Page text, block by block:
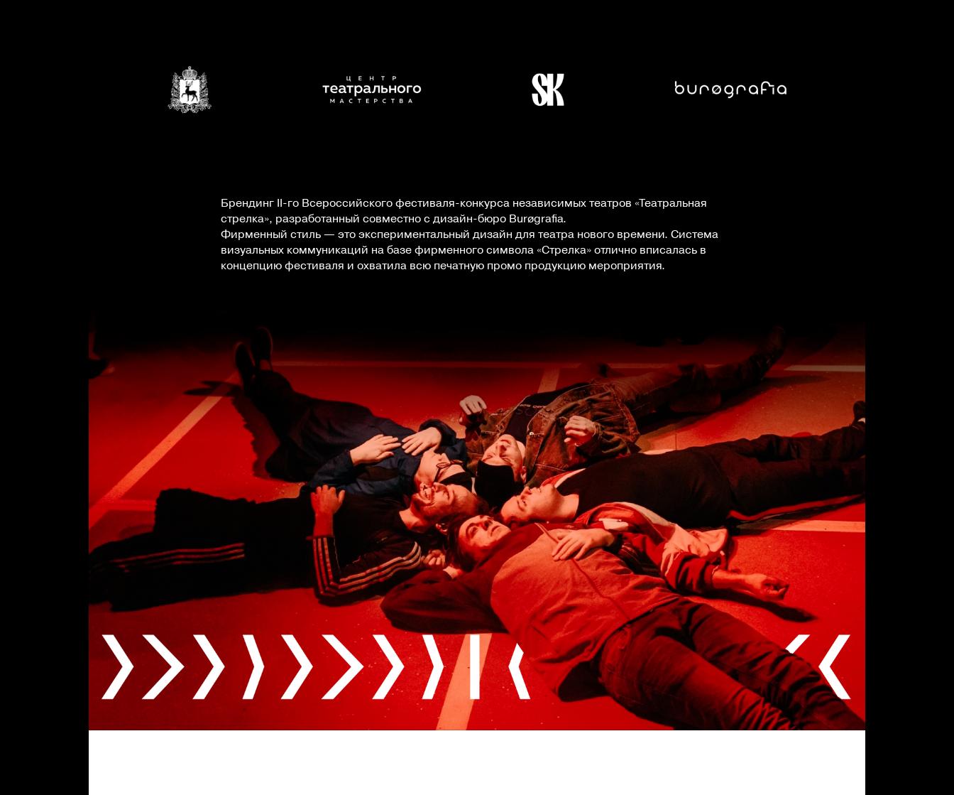
Брендинг II-го Всероссийского фестиваля-конкурса независимых театров «Театральная
стрелка», разработанный совместно с дизайн-бюро Burøgrafia.
Фирменный стиль — это экспериментальный дизайн для театра нового времени. Система
визуальных коммуникаций на базе фирменного символа «Cтрелка» отлично вписалась в
концепцию фестиваля и охватила всю печатную промо продукцию мероприятия.